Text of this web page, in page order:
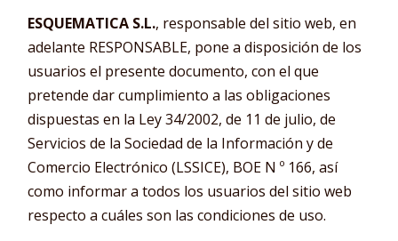
ESQUEMATICA S.L., responsable del sitio web, en
adelante RESPONSABLE, pone a disposición de los
usuarios el presente documento, con el que
pretende dar cumplimiento a las obligaciones
dispuestas en la Ley 34/2002, de 11 de julio, de
Servicios de la Sociedad de la Información y de
Comercio Electrónico (LSSICE), BOE N º 166, así
como informar a todos los usuarios del sitio web
respecto a cuáles son las condiciones de uso.